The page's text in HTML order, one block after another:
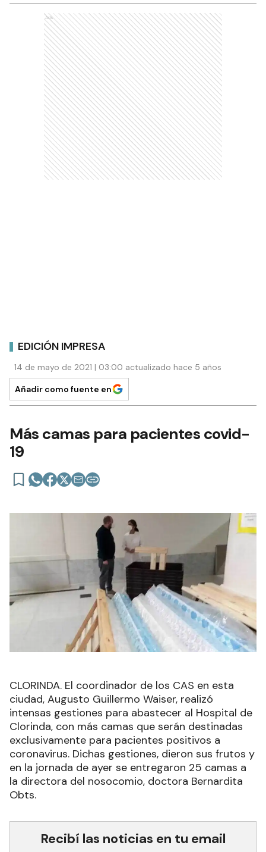
Ads
EDICIÓN IMPRESA
14 de mayo de 2021 | 03:00 actualizado hace 5 años
Añadir como fuente en
Más camas para pacientes covid-
19
CLORINDA. El coordinador de los CAS en esta
ciudad, Augusto Guillermo Waiser, realizó
intensas gestiones para abastecer al Hospital de
Clorinda, con más camas que serán destinadas
exclusivamente para pacientes positivos a
coronavirus. Dichas gestiones, dieron sus frutos y
en la jornada de ayer se entregaron 25 camas a
la directora del nosocomio, doctora Bernardita
Obts.
Recibí las noticias en tu email